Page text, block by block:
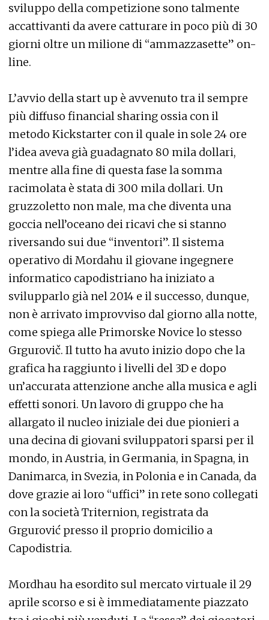
sviluppo della competizione sono talmente
accattivanti da avere catturare in poco più di 30
giorni oltre un milione di “ammazzasette” on-
line.
L’avvio della start up è avvenuto tra il sempre
più diffuso financial sharing ossia con il
metodo Kickstarter con il quale in sole 24 ore
l’idea aveva già guadagnato 80 mila dollari,
mentre alla fine di questa fase la somma
racimolata è stata di 300 mila dollari. Un
gruzzoletto non male, ma che diventa una
goccia nell’oceano dei ricavi che si stanno
riversando sui due “inventori”. Il sistema
operativo di Mordahu il giovane ingegnere
informatico capodistriano ha iniziato a
svilupparlo già nel 2014 e il successo, dunque,
non è arrivato improvviso dal giorno alla notte,
come spiega alle Primorske Novice lo stesso
Grgurovič. Il tutto ha avuto inizio dopo che la
grafica ha raggiunto i livelli del 3D e dopo
un’accurata attenzione anche alla musica e agli
effetti sonori. Un lavoro di gruppo che ha
allargato il nucleo iniziale dei due pionieri a
una decina di giovani sviluppatori sparsi per il
mondo, in Austria, in Germania, in Spagna, in
Danimarca, in Svezia, in Polonia e in Canada, da
dove grazie ai loro “uffici” in rete sono collegati
con la società Triternion, registrata da
Grgurović presso il proprio domicilio a
Capodistria.
Mordhau ha esordito sul mercato virtuale il 29
aprile scorso e si è immediatamente piazzato